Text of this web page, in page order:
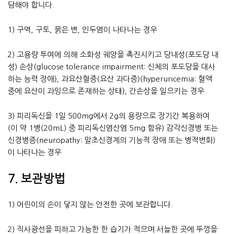
담해야 합니다.
1) 구역, 구토, 묽은 변, 인두염이 나타나는 경우
2) 고용량 투여에 의해 소화성 궤양을 촉진시키고 당내성(포도당 내
성) 손상(glucose tolerance impairment: 신체의 포도당을 대사
하는 능력 장애), 과요산혈증(요산 과다증)(hyperuricemia: 혈액
중에 요산이 과잉으로 존재하는 상태), 간손상을 일으키는 경우
3) 피리독신을 1일 500mg에서 2g의 용량으로 장기간 복용하여
(이 약 1병(20mL) 중 피리독신염산염 5mg 함유) 감각신경병 또는
신경병증(neuropathy: 말초신경계의 기능적 장애 또는 병적변화)
이 나타나는 경우
7. 보관방법
1) 어린이의 손이 닿지 않는 안전한 곳에 보관합니다.
2) 직사광선을 피하고 가능한 한 습기가 적으며 서늘한 곳에 뚜껑을